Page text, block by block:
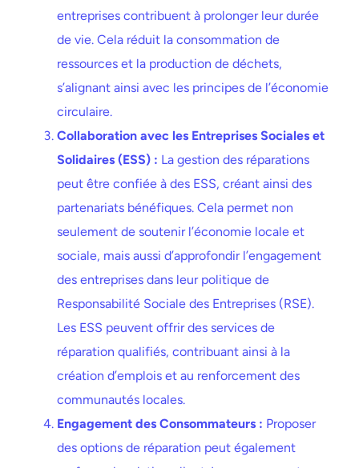
entreprises contribuent à prolonger leur durée
de vie. Cela réduit la consommation de
ressources et la production de déchets,
s’alignant ainsi avec les principes de l’économie
circulaire.
Collaboration avec les Entreprises Sociales et
Solidaires (ESS) : La gestion des réparations
peut être confiée à des ESS, créant ainsi des
partenariats bénéfiques. Cela permet non
seulement de soutenir l’économie locale et
sociale, mais aussi d’approfondir l’engagement
des entreprises dans leur politique de
Responsabilité Sociale des Entreprises (RSE).
Les ESS peuvent offrir des services de
réparation qualifiés, contribuant ainsi à la
création d’emplois et au renforcement des
communautés locales.
Engagement des Consommateurs : Proposer
des options de réparation peut également